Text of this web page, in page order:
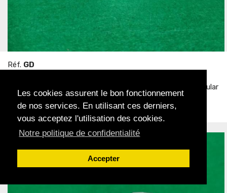
Les cookies assurent le bon fonctionnement
de nos services. En utilisant ces derniers,
vous acceptez l'utilisation des cookies.
Notre politique de confidentialité
Accepter
Réf. GD
Compatible machine de type GALLONI - Fusus, NG1, Modular
- Version simple
Acheter